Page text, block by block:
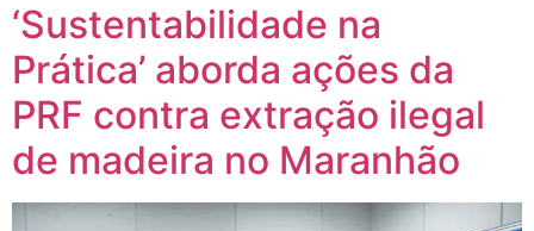
‘Sustentabilidade na
Prática’ aborda ações da
PRF contra extração ilegal
de madeira no Maranhão